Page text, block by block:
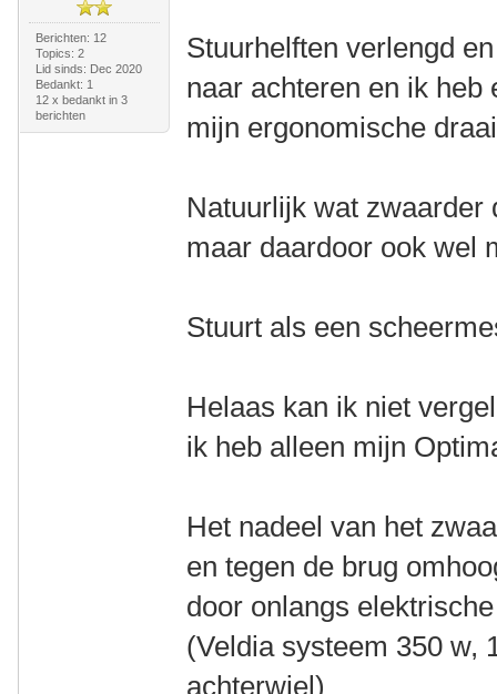
Berichten: 12
Topics: 2
Lid sinds: Dec 2020
Bedankt: 1
12 x bedankt in 3
berichten
Stuurhelften verlengd
naar achteren en ik
mijn ergonomische
Natuurlijk wat zwaarder
maar daardoor ook wel
Stuurt als een
Helaas kan ik niet
ik heb alleen mijn
Het nadeel van het
en tegen de brug
door onlangs
(Veldia systeem 350 w,
achterwiel)